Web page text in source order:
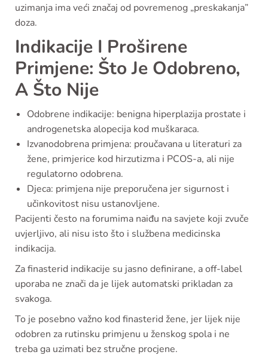
uzimanja ima veći značaj od povremenog „preskakanja”
doza.
Indikacije I Proširene
Primjene: Što Je Odobreno,
A Što Nije
Odobrene indikacije: benigna hiperplazija prostate i
androgenetska alopecija kod muškaraca.
Izvanodobrena primjena: proučavana u literaturi za
žene, primjerice kod hirzutizma i PCOS-a, ali nije
regulatorno odobrena.
Djeca: primjena nije preporučena jer sigurnost i
učinkovitost nisu ustanovljene.
Pacijenti često na forumima naiđu na savjete koji zvuče
uvjerljivo, ali nisu isto što i službena medicinska
indikacija.
Za finasterid indikacije su jasno definirane, a off-label
uporaba ne znači da je lijek automatski prikladan za
svakoga.
To je posebno važno kod finasterid žene, jer lijek nije
odobren za rutinsku primjenu u ženskog spola i ne
treba ga uzimati bez stručne procjene.